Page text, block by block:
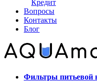
Кредит
Вопросы
Контакты
Блог
Фильтры питьевой